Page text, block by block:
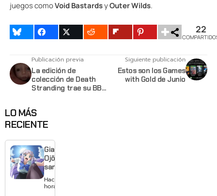
juegos comoVoid BastardsyOuter Wilds.
22
Publicación previa
La edición de
colección de Death
Stranding trae su BB
Siguiente publicación
Estos son los Games
with Gold de Junio
LO MÁS
RECIENTE
Giant
Ojō-
sama
revela
visual y
Hace 4
horas